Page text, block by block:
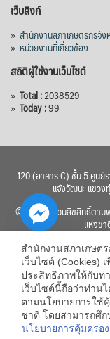
เว็บลิงก์
» สำนักงานสภาเกษตรกรจัง
» หน่วยงานที่เกี่ยวข้อง
สถิติผู้ใช้งานเว็บไซต์
» Total :2038529
» Today :99
120 (อาคาร C) ชั้น 5 ศูนย์
แจ้งวัฒนะ แขว
© 2560 สงวนลิขสิทธิ์ตาม
แห่งช
สำนักงานสภาเกษต
เว็บไซต์ (Cookies)
ประสิทธิภาพให้กับท่
เว็บไซต์นี้ถือว่าท่าน
ตามนโยบายการใช้
ชาติ โดยสามารถศึก
นโยบายการคุ้มครอ
Hide
chaty